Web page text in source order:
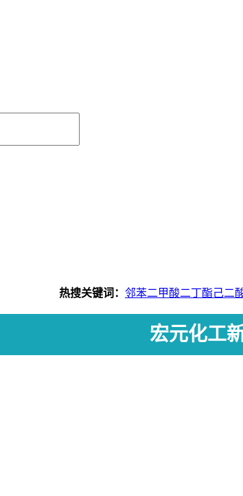
热搜关键词： 邻苯二甲酸二丁酯己二
宏元化工